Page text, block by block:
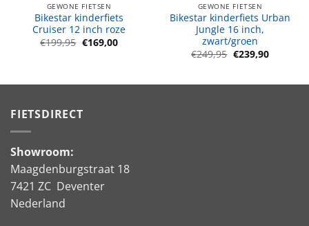
GEWONE FIETSEN
Bikestar kinderfiets
Cruiser 12 inch roze
€199,95 Oorspronkelijke
prijs
€169,00Huidige
prijs
GEWONE FIETSEN
Bikestar kinderfiets Urban
Jungle 16 inch,
zwart/groen
€249,95 Oorspronkelijke
prijs
€239,90Huidige
prijs
FIETSDIRECT
Showroom:
Maagdenburgstraat 18
7421 ZC Deventer
Nederland